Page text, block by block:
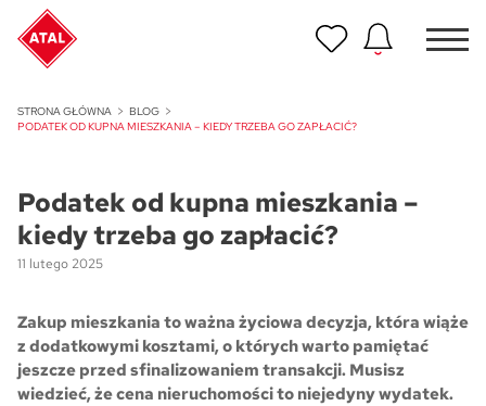
STRONA GŁÓWNA
BLOG
PODATEK OD KUPNA MIESZKANIA – KIEDY TRZEBA GO ZAPŁACIĆ?
Podatek od kupna mieszkania –
kiedy trzeba go zapłacić?
11 lutego 2025
Zakup mieszkania to ważna życiowa decyzja, która wiąże
z dodatkowymi kosztami, o których warto pamiętać
jeszcze przed sfinalizowaniem transakcji. Musisz
wiedzieć, że cena nieruchomości to niejedyny wydatek.
ATAL Unii Lubelskiej w Poznaniu
ATAL Ville przy Białej
NOWOŚĆ
ATAL Floriana w Szczecinie